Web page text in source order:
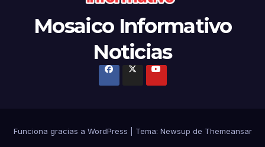
Mosaico Informativo
Noticias
Funciona gracias a WordPress Tema: Newsup de Themeansar